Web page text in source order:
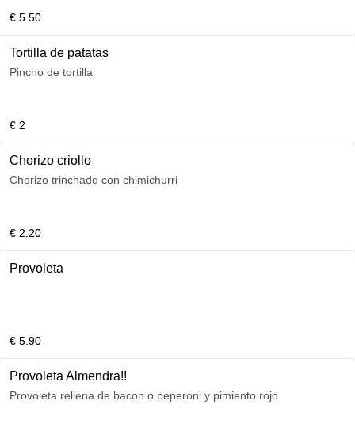
€ 5.50
Tortilla de patatas
Pincho de tortilla
€ 2
Chorizo criollo
Chorizo trinchado con chimichurri
€ 2.20
Provoleta
€ 5.90
Provoleta Almendra!!
Provoleta rellena de bacon o peperoni y pimiento rojo